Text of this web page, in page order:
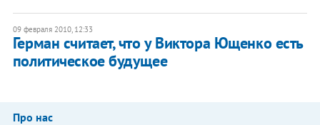
09 февраля 2010, 12:33
Герман считает, что у Виктора Ющенко есть
политическое будущее
Про нас